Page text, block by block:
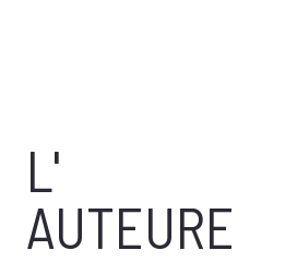
L'
AUTEURE